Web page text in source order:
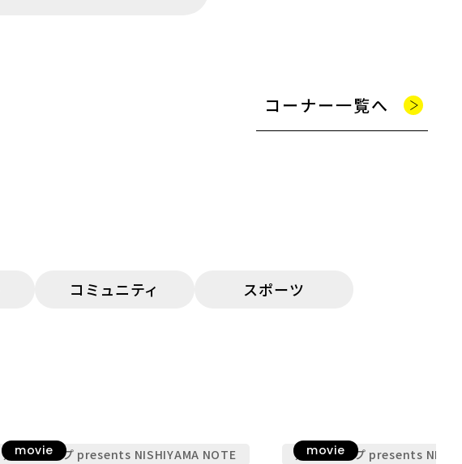
コーナー一覧へ
コミュニティ
スポーツ
movie
九電グループ presents NISHIYAMA NOTE movie
九電グループ presents